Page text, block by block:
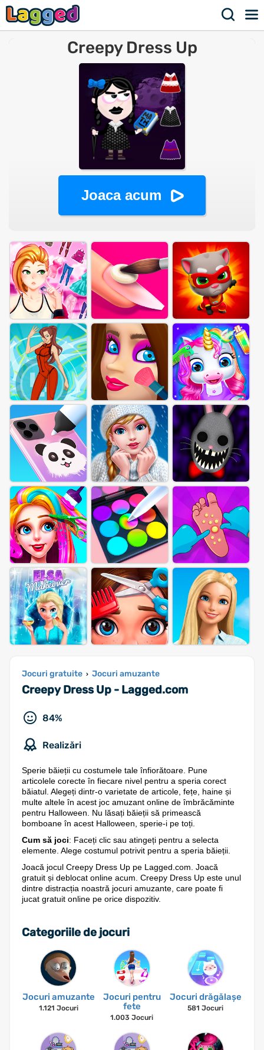
Creepy Dress Up
Joaca acum
Jocuri gratuite › Jocuri amuzante
Creepy Dress Up - Lagged.com
84%
Realizări
Sperie băieții cu costumele tale înfiorătoare. Pune
articolele corecte în fiecare nivel pentru a speria corect
băiatul. Alegeți dintr-o varietate de articole, fețe, haine și
multe altele în acest joc amuzant online de îmbrăcăminte
pentru Halloween. Nu lăsați băieții să primească
bomboane în acest Halloween, sperie-i pe toți.
Cum să joci: Faceți clic sau atingeți pentru a selecta
elemente. Alege costumul potrivit pentru a speria băieții.
Joacă jocul Creepy Dress Up pe Lagged.com. Joacă
gratuit și deblocat online acum. Creepy Dress Up este unul
dintre distracția noastră jocuri amuzante, care poate fi
jucat gratuit online pe orice dispozitiv.
Categoriile de jocuri
Jocuri amuzante
1.121 Jocuri
Jocuri pentru
fete
1.003 Jocuri
Jocuri drăgălașe
581 Jocuri